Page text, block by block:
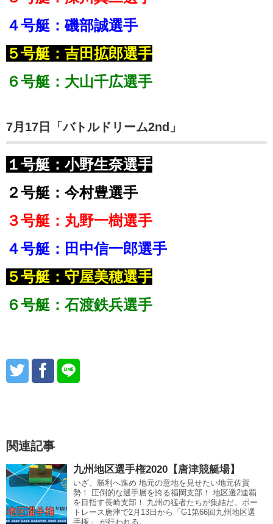
４号艇：磯部誠選手
５号艇：吉田拡郎選手
６号艇：大山千広選手
7月17日「バトルドリーム2nd」
１号艇：小野生奈選手
２号艇：今村豊選手
３号艇：丸野一樹選手
４号艇：田中信一郎選手
５号艇：守屋美穂選手
６号艇：石渡鉄兵選手
関連記事
九州地区選手権2020【唐津競艇場】
いざ、勝利へ進め 地元の意地を見せたい地元佐賀
勢！ 圧倒的な選手層を誇る福岡支部！ 地区選2連覇
を目指す長崎支部！ 九州の猛者たちが集結だ。ボー
トレース唐津で2月13日から「G1第66回九州地区選
手権」 が行われる。...